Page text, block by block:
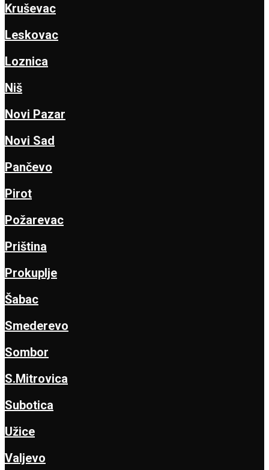
Kruševac
Leskovac
Loznica
Niš
Novi Pazar
Novi Sad
Pančevo
Pirot
Požarevac
Priština
Prokuplje
Šabac
Smederevo
Sombor
S.Mitrovica
Subotica
Užice
Valjevo